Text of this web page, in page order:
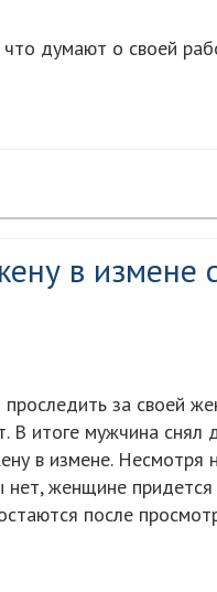
что думают о своей
в измене
проследить за своей
В итоге мужчина снял
в измене. Несмотря
нет, женщине
после